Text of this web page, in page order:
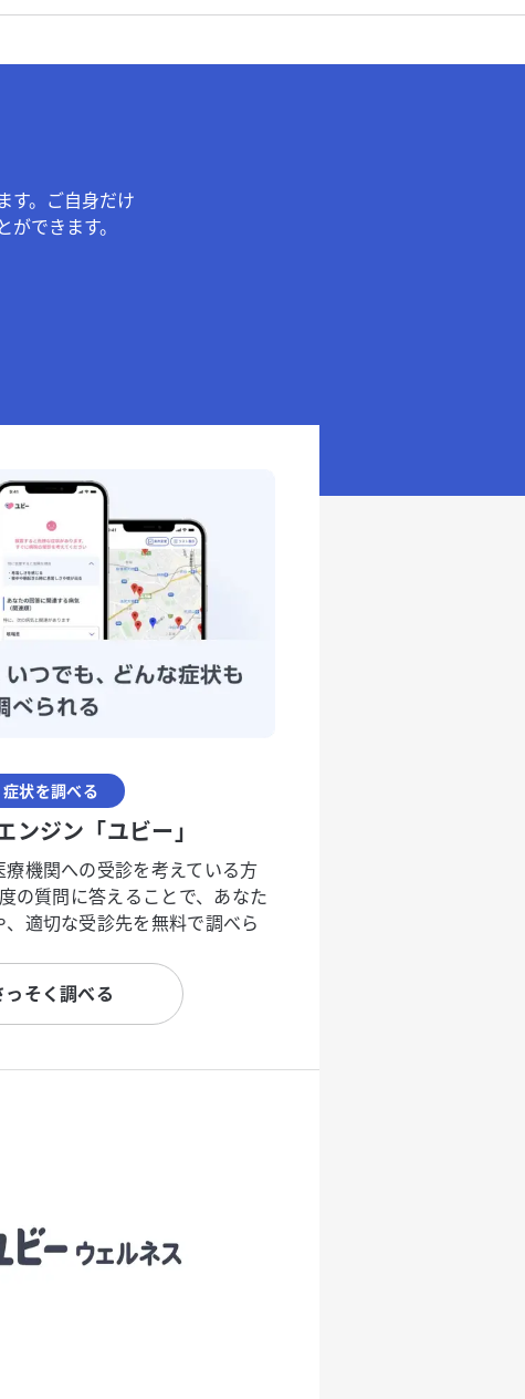
す。ご自身だけ
できます。
症状を調べる
ンジン「ユビー」
機関への受診を考えている方
の質問に答えることで、あなた
適切な受診先を無料で調べら
っそく調べる